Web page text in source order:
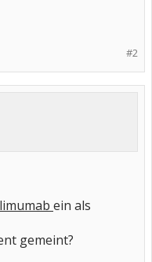
#2
ein als
gemeint?